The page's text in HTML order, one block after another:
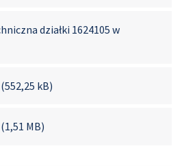
działki 1624105 w
kB)
MB)